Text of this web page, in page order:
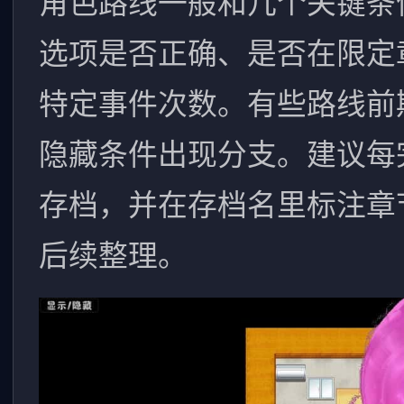
选项是否正确、是否在限
特定事件次数。有些路线
隐藏条件出现分支。建议
存档，并在存档名里标注
后续整理。